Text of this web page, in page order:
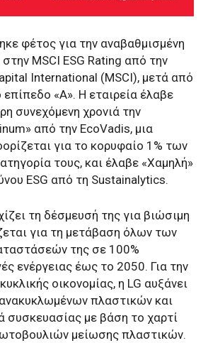
φέτος για την αναβαθμισμένη
MSCI ESG Rating από την
International (MSCI), μετά από
«A». Η εταιρεία έλαβε
συνεχόμενη χρονιά την
από την EcoVadis, μια
για το κορυφαίο 1% των
τους, και έλαβε «Χαμηλή»
ESG από τη Sustainalytics.
τη δέσμευσή της για βιώσιμη
για τη μετάβαση όλων των
της σε 100%
ενέργειας έως το 2050. Για την
οικονομίας, η LG αυξάνει
πλαστικών και
συσκευασίας με βάση το χαρτί
μείωσης πλαστικών.